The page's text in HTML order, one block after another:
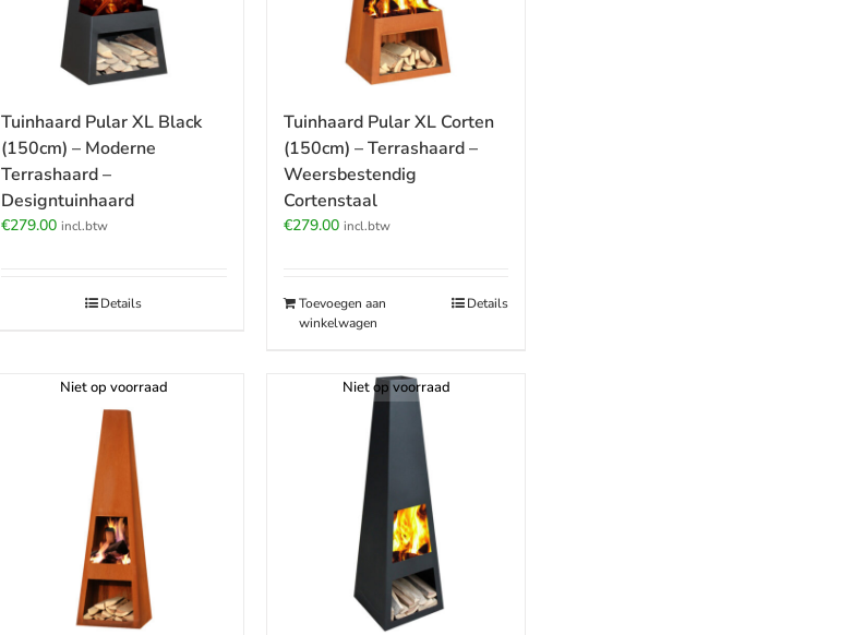
Tuinhaard Pular XL Black
(150cm) – Moderne
Terrashaard –
Designtuinhaard
€279.00 incl.btw
Details
Tuinhaard Pular XL Corten
(150cm) – Terrashaard –
Weersbestendig
Cortenstaal
€279.00 incl.btw
Toevoegen aan
winkelwagen
Details
Niet op voorraad Niet op voorraad